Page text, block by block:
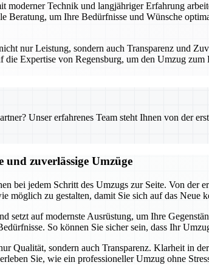
moderner Technik und langjähriger Erfahrung
Beratung, um Ihre Bedürfnisse und Wünsche
nur Leistung, sondern auch Transparenz und
Expertise von Regensburg, um den Umzug
Unser erfahrenes Team steht Ihnen von der
und zuverlässige Umzüge
bei jedem Schritt des Umzugs zur Seite. Von der
möglich zu gestalten, damit Sie sich auf das Neue
setzt auf modernste Ausrüstung, um Ihre
So können Sie sicher sein, dass Ihr
Qualität, sondern auch Transparenz. Klarheit in
Sie, wie ein professioneller Umzug ohne